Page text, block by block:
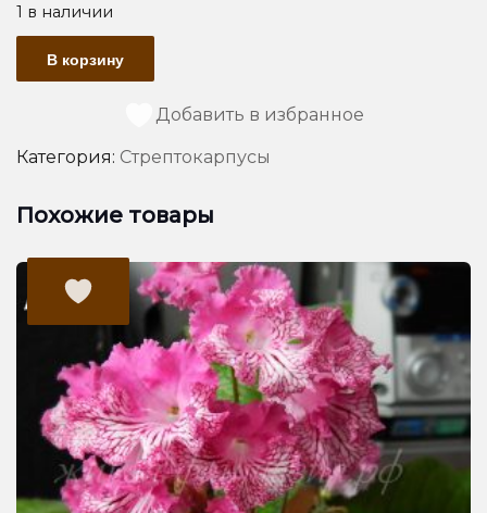
1 в наличии
Количество
товара
ВаТ-
Лучик(стартер)
В корзину
Добавить в избранное
Категория: Стрептокарпусы
Похожие товары